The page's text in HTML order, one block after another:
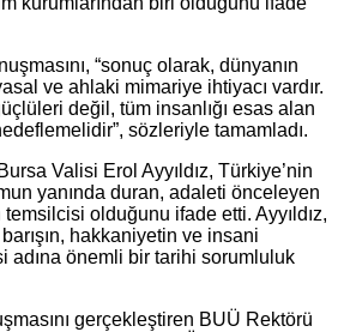
“sonuç olarak, dünyanın
ve ahlaki mimariye ihtiyacı vardır.
değil, tüm insanlığı esas alan
sözleriyle tamamladı.
Valisi Erol Ayyıldız, Türkiye’nin
yanında duran, adaleti önceleyen
olduğunu ifade etti. Ayyıldız,
hakkaniyetin ve insani
adına önemli bir tarihi sorumluluk
gerçekleştiren BUÜ Rektörü